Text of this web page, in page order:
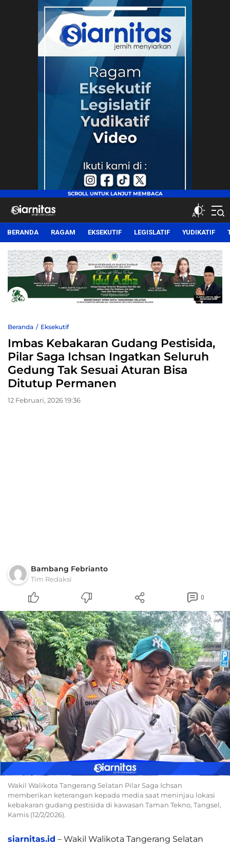
siarnitas
Jernih Menyiarkan
BERANDA RAGAM EKSEKUTIF LEGISLATIF YUDIKATIF
Beranda Eksekutif
Imbas Kebakaran Gudang Pestisida,
Pilar Saga Ichsan Ingatkan Seluruh
Gedung Tak Sesuai Aturan Bisa
Ditutup Permanen
12 Februari, 2026 19:36
Bambang Febrianto
Tim Redaksi
0
Wakil Walikota Tangerang Selatan Pilar Saga Ichsan
memberikan keterangan kepada media saat meninjau lokasi
kebakaran gudang pestisida di kawasan Taman Tekno, Tangsel,
Kamis (12/2/2026).
siarnitas.id – Wakil Walikota Tangerang Selatan